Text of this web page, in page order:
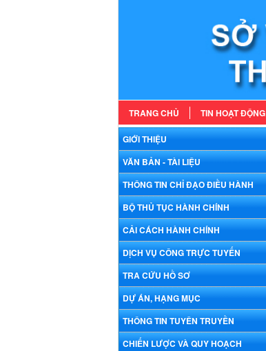
TRANG CHỦ TIN HOẠT ĐỘNG
GIỚI THIỆU
VĂN BẢN - TÀI LIỆU
THÔNG TIN CHỈ ĐẠO ĐIỀU HÀNH
BỘ THỦ TỤC HÀNH CHÍNH
CẢI CÁCH HÀNH CHÍNH
DỊCH VỤ CÔNG TRỰC TUYẾN
TRA CỨU HỒ SƠ
DỰ ÁN, HẠNG MỤC
THÔNG TIN TUYÊN TRUYỀN
CHIẾN LƯỢC VÀ QUY HOẠCH